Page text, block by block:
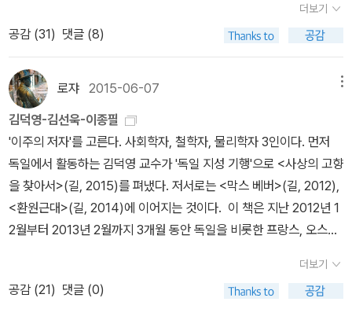
까?”에 대한 가장 모범적인 답안이 바로 입자 물리학의 표준 모형(St
andard Model of particle physics)이다. 표준 모형의 기초를 놓
은 논문이자, 역사상 가장 많이 인용된 논문에 대한 소개가 담겼다. 힉
스 입자의 발견으로 이 논문이 내놓은 숙제가 비로소 완결되게 되었
다. 10장 양자 중력의 새로운 돌파구: 후안 말다세나, 「큰 N 극한에서
의 초등각장론과 초중력」(1998년) 이 논문은 현대 물리학의 최대 난
점인 양자 역학과 아인슈타인의 상대성 이론을 통합해 양자 중력 이
론을 만드는 문제에 대한 해법을 제시했다. 현대 물리학의 최전선일
양자장론과 초끈 이론의 지평을 확장함으로써 21세기에 일어날 물리
학 혁명의 출발점을 마련한 논문으로 평가되고 있다.
처둔 부분 중에서 인상 깊은 부분을 따로 워드패드로 옮겨 놓고 그거
보면서 서평을 쓰는데 이건 그럴 엄두를 못내고 그냥 목차 보면서 바
로바로 인상 깊은 부분을 소개하는 정도만 리뷰를 해야할 것 같다. 아
인슈타인의 경우에는 역시 <중력의 장 방정식>이 백미다. 특수상대
성이론 위대하지만 뒷통수 한 대 맞은 것 같은 느낌을 선사하는 건 역
시 중력장이론이다. 시공간이 질량으로 뒤틀리고, 중력은 시공간이
뒤틀리면서 작용한다니! 침대에 볼링공 떨어뜨리면 볼링공 떨어뜨린
곳이 푹 내려가면서 그쪽으로 다른 것들이 굴러가게 되는 것이 중력
의 개념이라니! (사실 명작 다큐멘터리 <코스모스>에서 보고 알고 있
긴 했다. 핳) 언제 봐도 엄청난 스케일이다. 그리고 이런 아인슈타인
의 중력장 방정식을 물리학의 맥락에서 함께 보면 그런 감탄이 더해
가, 어떻게 중력이 작용하는가?에 대한 질문) 그리고 두 번째는 역시
리스토프, 동남아시아 엘리트였나, 이건 헝가리 작가랬나 (근데 사탄
탱고 소개페이지엔 빨간색인데 내건 왜 까매? 겉지 어쨌어 알라
딘?!!) 뭐 그런저런 소설책들도 사 모았다. 과학 좋아하지만 잘 모르
고 잘 못하는 문돌이의 열망과 그래도 놓지 못한 문학에 대한 미련이
적절히 조합된 구매리스트입니다… 아…‘아버지의 해방일지’도 알라
딘 직배송 중고로 샀는데 엄마께 먼저 보시라고 드렸다. 엄마는 지금
쓰던 소설이 비슷한 구성과 스토리였어서 읽고서 시무룩한 듯 하셨
다. 어제 함께 병원에를 가면서 대기가 길면 읽는다고 들고 가셨다가
생각보다 진행이 휙휙 되서 꺼내보지도 못하고 도로 들고 오셨다. 꽤
오래 소화불량에 시달리고 저녁식사로는 고기류도 못 드시던 엄마…
그런데도 건강검진 가셔요, 위내시경 하고 위염약 꼭 지어 드셔요, 노
래를 불러도(노래만 부르는 불효새끼 니가 모시고 가야지…) 말만 가
성 식도염이 있긴 하지만 위 쪽은 괜찮다는 말에 안도하시던 엄마, 막
드의 빈점포마냥 텅 비어버릴지도 모른겠다는 생각이 들었다. 컴퓨
터 산업이 한창 뜰때, 나는 용산 근처의 회사에서 근무한 적이 있었는
데, 그 땐 정말이지 용산만큼 활발한 곳이 없었다. 분주하게 움직이는
사람들, 뭔가 바쁘고 활기 찬 공기가 그 주변을 떠 돌고 있었던 곳이었
다. 그러다가 컴퓨터 사업이 사양길에 접어들면서, 용산이 한순간에
무너져 내리기 시작했다. 한 해 한해 갈수록 빈 점포가 줄고 이제는 전
자 랜드 건물은 그나마 대기업의 전자 제품이나 as 센터로 전락하지
한참 되었다. 이건 어느 나라나 다 똑같다라고 말할지 모르겠지만, 미
국의 실리콘 밸리가 우리처럼 되지 않는 현상을 어떻게 설명해야 할
까. 물론 미국이야 흔히 말하는 천재비자가 있어, 전세계 천재들을 끌
어모은다고 하지만, 미국내의 기초과학자나 전문과학자들 그리고 공
학자들에 대한 대우나 미국내 출판되는 과학서적의 양이나 질을 보면
그렇게 미국을 우습게 볼 만한 나라는 아니다. 미국의 과학 기술은 공
더보기
공감 (31) 댓글 (8)
로쟈 2015-06-07
김덕영-김선욱-이종필
'이주의 저자'를 고른다. 사회학자, 철학자, 물리학자 3인이다. 먼저
독일에서 활동하는 김덕영 교수가 '독일 지성 기행'으로 <사상의 고향
을 찾아서>(길, 2015)를 펴냈다. 저서로는 <막스 베버>(길, 2012),
<환원근대>(길, 2014)에 이어지는 것이다. 이 책은 지난 2012년 1
2월부터 2013년 2월까지 3개월 동안 독일을 비롯한 프랑스, 오스트
다. 중세 시대 마이스터 에크하르트로부터 현대의 프리드리히 니체와
니클라스 루만까지를 다룬 이 책은 어떤 도시가 어떤 사상가를 보듬
더보기
공감 (21) 댓글 (0)